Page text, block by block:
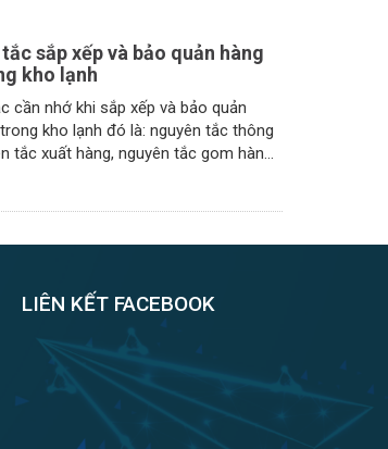
sắp xếp và bảo quản hàng
kho lạnh
cần nhớ khi sắp xếp và bảo quản
kho lạnh đó là: nguyên tắc thông
tắc xuất hàng, nguyên tắc gom hàng
LIÊN KẾT FACEBOOK